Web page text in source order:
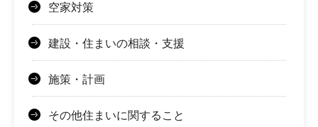
空家対策
建設・住まいの相談・支援
施策・計画
その他住まいに関すること